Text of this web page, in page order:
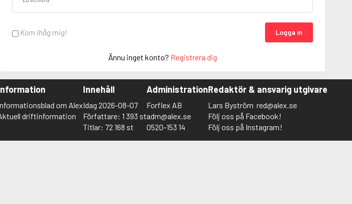
Kom ihåg mig! Logga in
Ännu inget konto? Registrera dig
om Alex
driftinformation
Innehåll
Idag 2026-08-07
Författare: 1 393 st
Titlar: 72 168 st
Administration
Forflex AB
adm@alex.se
0520-153 14
Redaktör & ansvarig utgivare
Lars Byström red@alex.se
Följ oss på Facebook!
Följ oss på Instagram!